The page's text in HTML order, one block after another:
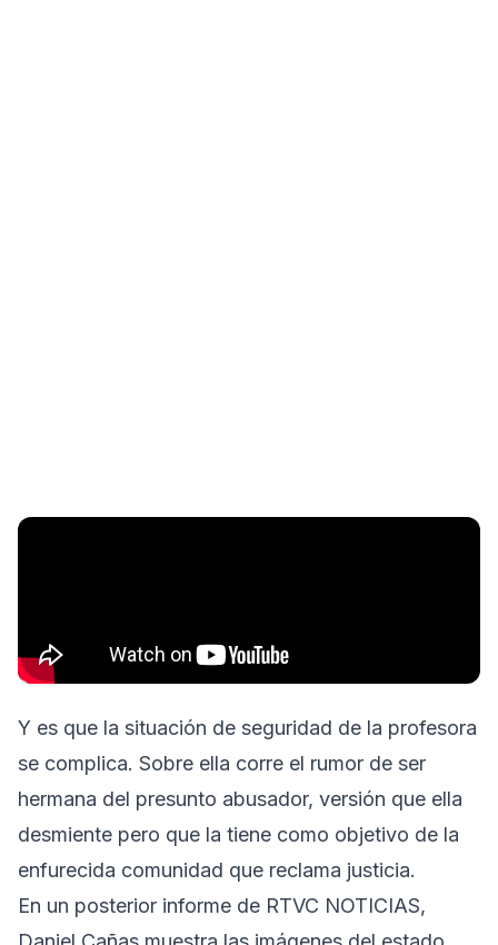
Y es que la situación de seguridad de la profesora
se complica. Sobre ella corre el rumor de ser
hermana del presunto abusador, versión que ella
desmiente pero que la tiene como objetivo de la
enfurecida comunidad que reclama justicia.
En un posterior informe de RTVC NOTICIAS,